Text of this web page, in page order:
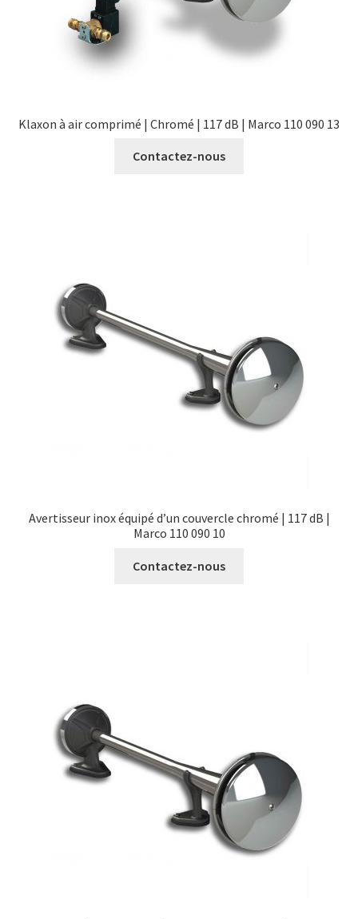
Klaxon à air comprimé | Chromé | 117 dB | Marco 110 090 13
Contactez-nous
Avertisseur inox équipé d’un couvercle chromé | 117 dB |
Marco 110 090 10
Contactez-nous